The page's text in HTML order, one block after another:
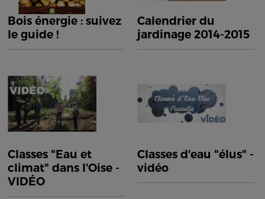
Bois énergie : suivez
le guide !
Calendrier du
jardinage 2014-2015
Classes "Eau et
climat" dans l'Oise -
VIDÉO
Classes d'eau "élus" -
vidéo